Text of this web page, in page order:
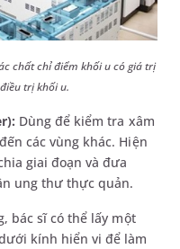
chất chỉ điểm khối u có giá trị
trị khối u.
Dùng để kiểm tra xâm
các vùng khác. Hiện
giai đoạn và đưa
ung thư thực quản.
bác sĩ có thể lấy một
kính hiển vi để làm